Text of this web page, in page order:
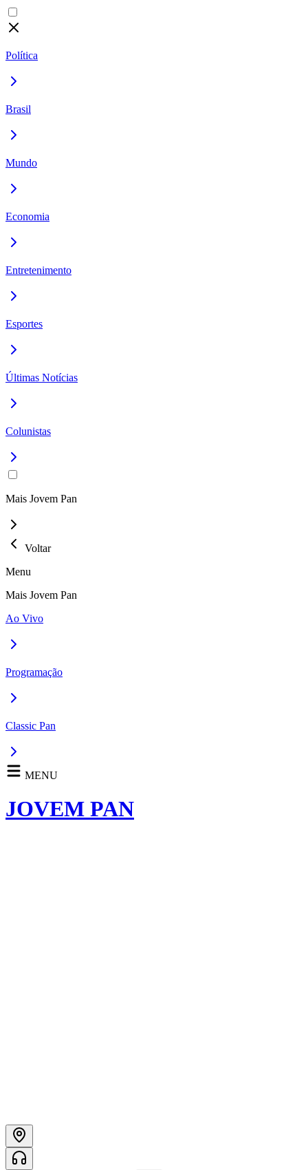
Política
Brasil
Mundo
Economia
Entretenimento
Esportes
Últimas Notícias
Colunistas
Mais Jovem Pan
Voltar
Menu
Mais Jovem Pan
Ao Vivo
Programação
Classic Pan
MENU
JOVEM PAN